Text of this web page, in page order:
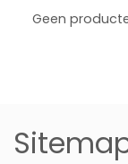
Geen